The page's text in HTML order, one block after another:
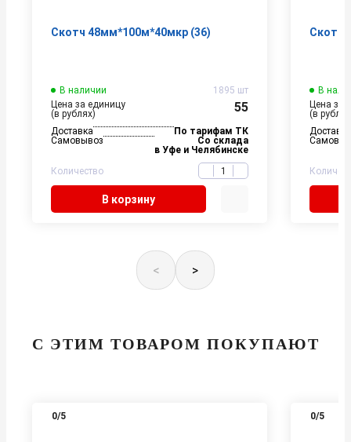
Скотч 48мм*100м*40мкр (36)
В наличии
1895 шт
Цена за единицу
(в рублях)
55
Доставка
По тарифам ТК
Самовывоз
Со склада
в Уфе и Челябинске
Количество
В корзину
Скотч
В
Цена за
(в
Доставка
< >
С ЭТИМ ТОВАРОМ ПОКУПАЮТ
0/5 0/5